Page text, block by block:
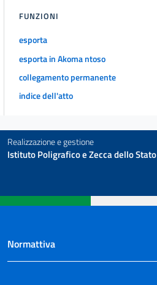
FUNZIONI
esporta
esporta in Akoma ntoso
collegamento permanente
indice dell'atto
Realizzazione e gestione
Istituto Poligrafico e Zecca dello Stato
Normattiva